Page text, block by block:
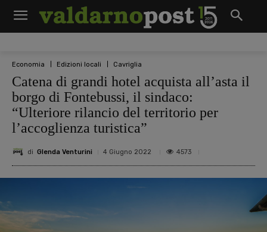
Economia Edizioni locali Cavriglia
Catena di grandi hotel acquista all’asta il
borgo di Fontebussi, il sindaco:
“Ulteriore rilancio del territorio per
l’accoglienza turistica”
di Glenda Venturini 4 Giugno 2022 4573